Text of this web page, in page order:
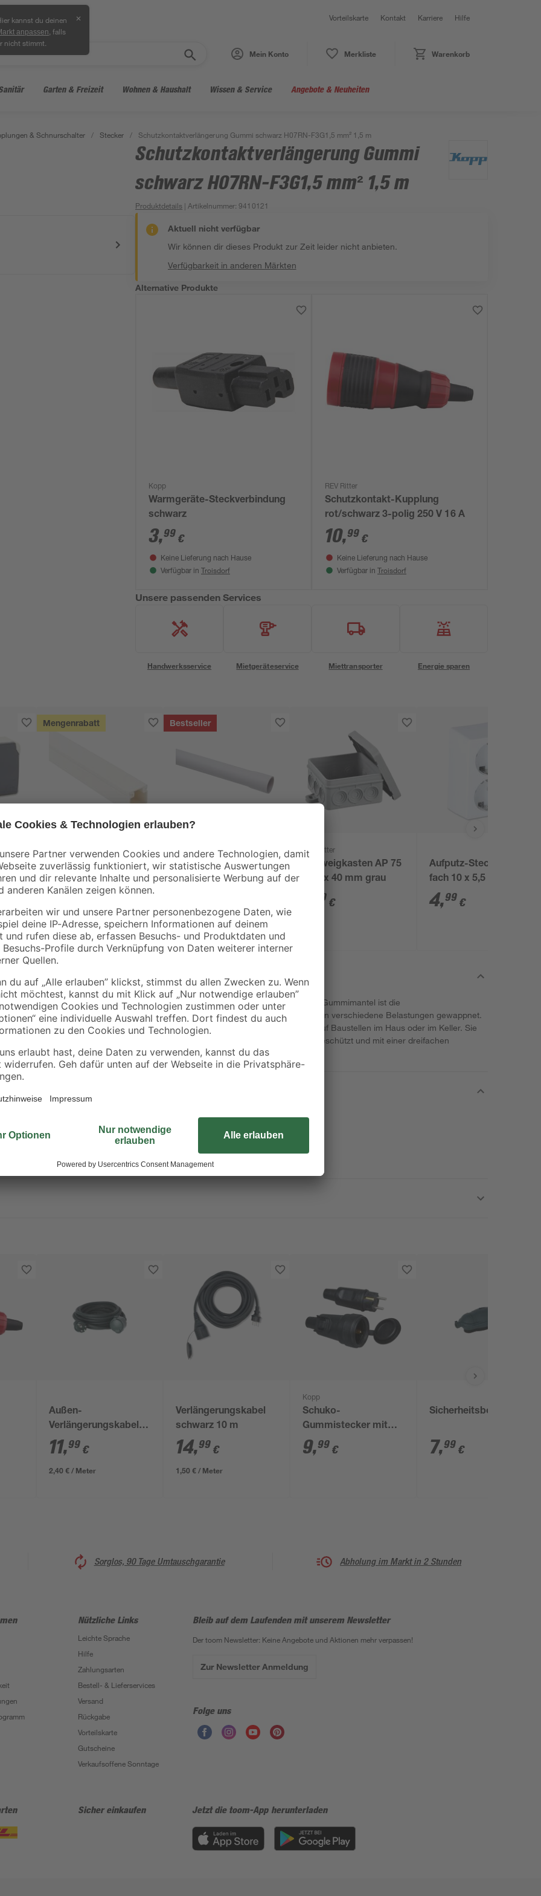
kannst du deinen
anpassen , falls
nicht stimmt.
✕ Vorteilskarte Kontakt Karriere Hilfe
Mein Konto Merkliste Warenkorb
Garten & Freizeit Wohnen & Haushalt Wissen & Service Angebote & Neuheiten
& Schnurschalter / Stecker / Schutzkontaktverlängerung Gummi schwarz H07RN-F3G1,5 mm² 1,5 m
Schutzkontaktverlängerung Gummi
schwarz H07RN-F3G1,5 mm² 1,5 m
Produktdetails | Artikelnummer:9410121
Aktuell nicht verfügbar
Wir können dir dieses Produkt zur Zeit leider nicht anbieten.
Verfügbarkeit in anderen Märkten
Alternative Produkte
Kopp
Warmgeräte-Steckverbindung
schwarz
3,99 €
Keine Lieferung nach Hause
Verfügbar in Troisdorf
REV Ritter
Schutzkontakt-Kupplung
rot/schwarz 3-polig 250 V 16 A
10,99 €
Keine Lieferung nach Hause
Verfügbar in Troisdorf
Unsere passenden Services
Handwerksservice Mietgeräteservice Miettransporter Energie sparen
2-
Mengenrabatt
Kabelkanal 'Tehalit'
weiß 2000 x 15 x 15
mm
2,39
Bestseller
Kopp
ISO-Rohr grau 2 m Ø
20 mm
0,90 € / Meter
REV Ritter
Abzweigkasten AP 75
x 75 x 40 mm grau
39 €
Aufputz-Steckdose 2-
fach 10 x 5,5 x 4 cm
weiß
4,99 €
Dank der Schutzklappen sowie einem robusten Gummimantel ist die
Schutzkontaktverlängerung von Kopp ideal gegen verschiedene Belastungen gewappnet.
Verwenden Sie die 1,5-m-Verlängerung bspw. auf Baustellen im Haus oder im Keller. Sie
ist gemäß Schutzart IP44 gegen Spritzwasser geschützt und mit einer dreifachen
Schutzkontakt-Gummikupplung ausgestattet.
Außen-
Verlängerungskabel
H07RN-F 3G 1,5 mm²
grün 1-fach 5 m
11,99 €
2,40 € / Meter
Verlängerungskabel
schwarz 10 m
14,99 €
1,50 € / Meter
Kopp
Schuko-
Gummistecker mit
Kupplung schwarz
9,99 €
Sicherheitsbox
7,99 €
Sorglos, 90 Tage Umtauschgarantie Abholung im Markt in 2 Stunden
Nützliche Links
Leichte Sprache
Hilfe
Zahlungsarten
Bestell- & Lieferservices
Versand
Rückgabe
Vorteilskarte
Gutscheine
Verkaufsoffene Sonntage
Bleib auf dem Laufenden mit unserem Newsletter
Der toom Newsletter: Keine Angebote und Aktionen mehr verpassen!
Zur Newsletter Anmeldung
Folge uns
Sicher einkaufen Jetzt die toom-App herunterladen